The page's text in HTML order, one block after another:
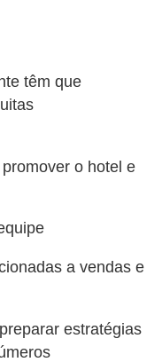
têm que
o hotel e
a vendas e
estratégias